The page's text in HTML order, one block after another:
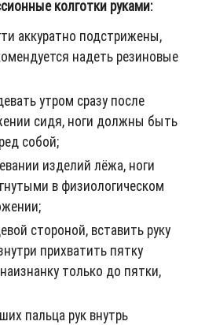
колготки руками:
аккуратно подстрижены,
надеть резиновые
утром сразу после
сидя, ноги должны быть
собой;
изделий лёжа, ноги
в физиологическом
стороной, вставить руку
прихватить пятку
только до пятки,
пальца рук внутрь